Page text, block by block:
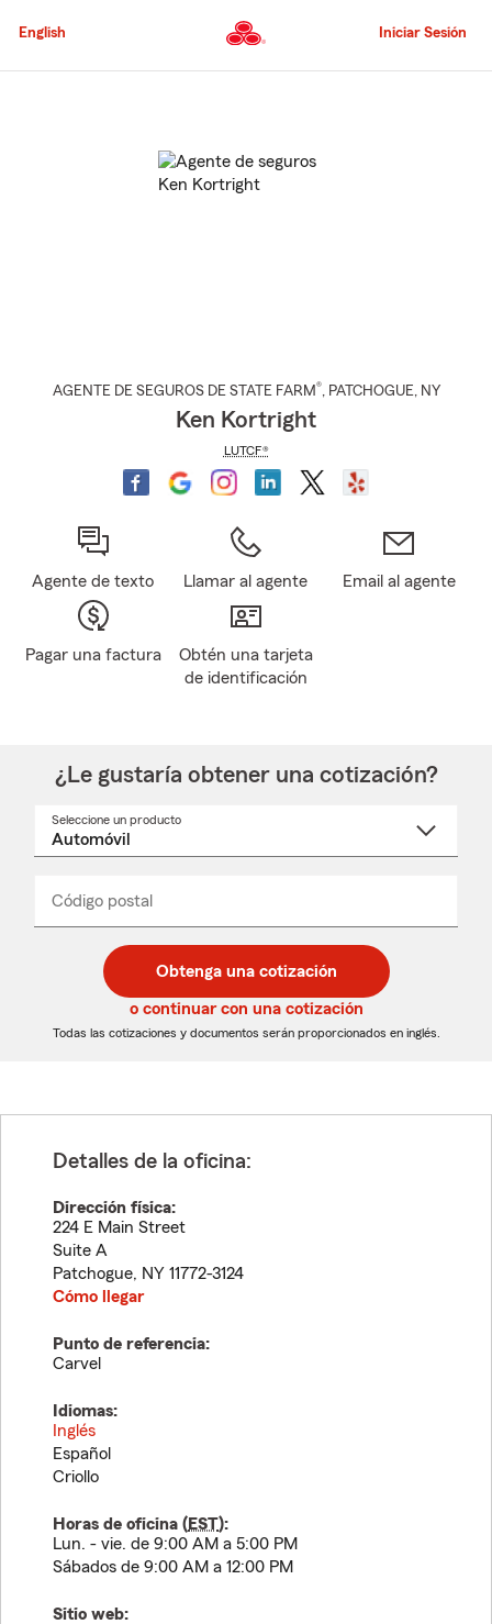
al
principal
English Iniciar Sesión
AGENTE DE SEGUROS DE STATE FARM®, PATCHOGUE, NY
Ken Kortright
LUTCF®
Agente de texto Llamar al agente Email al agente
Pagar una factura
Obtén una tarjeta
de identificación
¿Le gustaría obtener una cotización?
Seleccione un producto
desplegable
Código postal
de
5
dígitos
de
5
dígitos
_____
Obtenga una cotización
o continuar con una cotización
Todas las cotizaciones y documentos serán proporcionados en inglés.
Detalles de la oficina:
Dirección física:
224 E Main Street
Suite A
Patchogue, NY 11772-3124
Cómo llegar
Punto de referencia:
Carvel
Idiomas:
Inglés
Español
Criollo
Horas de oficina (EST):
Lun. - vie. de 9:00 AM a 5:00 PM
Sábados de 9:00 AM a 12:00 PM
Sitio web: